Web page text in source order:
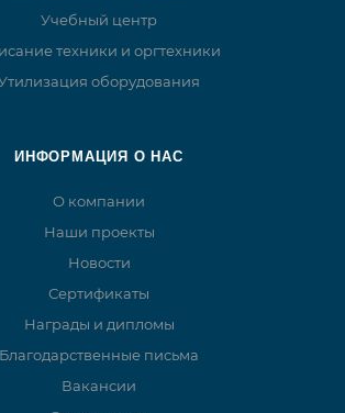
Учебный центр
техники и оргтехники
оборудования
ИНФОРМАЦИЯ О НАС
О компании
Наши проекты
Новости
Сертификаты
Награды и дипломы
Благодарственные письма
Вакансии